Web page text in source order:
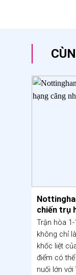
chiến trụ
Trận hòa
không chỉ
khốc liệt
điểm có
nuối lớn với